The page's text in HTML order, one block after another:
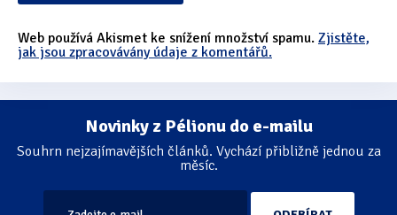
Web používá Akismet ke snížení množství spamu. Zjistěte,
jak jsou zpracovávány údaje z komentářů.
Novinky z Pélionu do e-mailu
Souhrn nejzajímavějších článků. Vychází přibližně jednou za
měsíc.